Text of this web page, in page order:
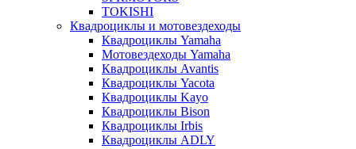
TOKISHI
Квадроциклы и мотовездеходы
Квадроциклы Yamaha
Мотовездеходы Yamaha
Квадроциклы Avantis
Квадроциклы Yacota
Квадроциклы Kayo
Квадроциклы Bison
Квадроциклы Irbis
Квадроциклы ADLY